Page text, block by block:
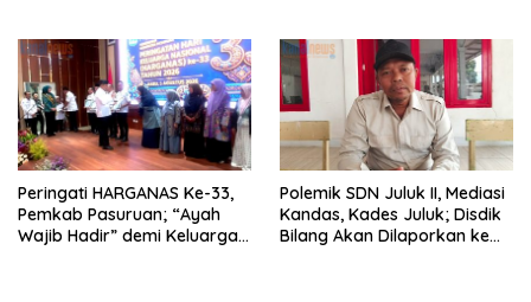
Peringati HARGANAS Ke-33,
Pemkab Pasuruan; “Ayah
Wajib Hadir” demi Keluarga
Polemik SDN Juluk II, Mediasi
Kandas, Kades Juluk; Disdik
Bilang Akan Dilaporkan ke